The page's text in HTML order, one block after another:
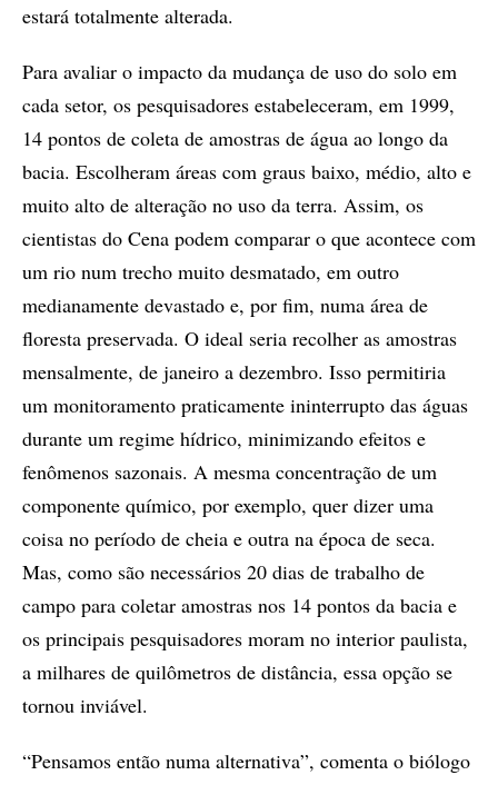
estará totalmente alterada.
Para avaliar o impacto da mudança de uso do solo em
cada setor, os pesquisadores estabeleceram, em 1999,
14 pontos de coleta de amostras de água ao longo da
bacia. Escolheram áreas com graus baixo, médio, alto e
muito alto de alteração no uso da terra. Assim, os
cientistas do Cena podem comparar o que acontece com
um rio num trecho muito desmatado, em outro
medianamente devastado e, por fim, numa área de
floresta preservada. O ideal seria recolher as amostras
mensalmente, de janeiro a dezembro. Isso permitiria
um monitoramento praticamente ininterrupto das águas
durante um regime hídrico, minimizando efeitos e
fenômenos sazonais. A mesma concentração de um
componente químico, por exemplo, quer dizer uma
coisa no período de cheia e outra na época de seca.
Mas, como são necessários 20 dias de trabalho de
campo para coletar amostras nos 14 pontos da bacia e
os principais pesquisadores moram no interior paulista,
a milhares de quilômetros de distância, essa opção se
tornou inviável.
“Pensamos então numa alternativa”, comenta o biólogo